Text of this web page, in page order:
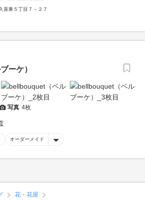
喜東５丁目７－２７
ーケ）
写真 4枚
オーダーメイド
花・花屋